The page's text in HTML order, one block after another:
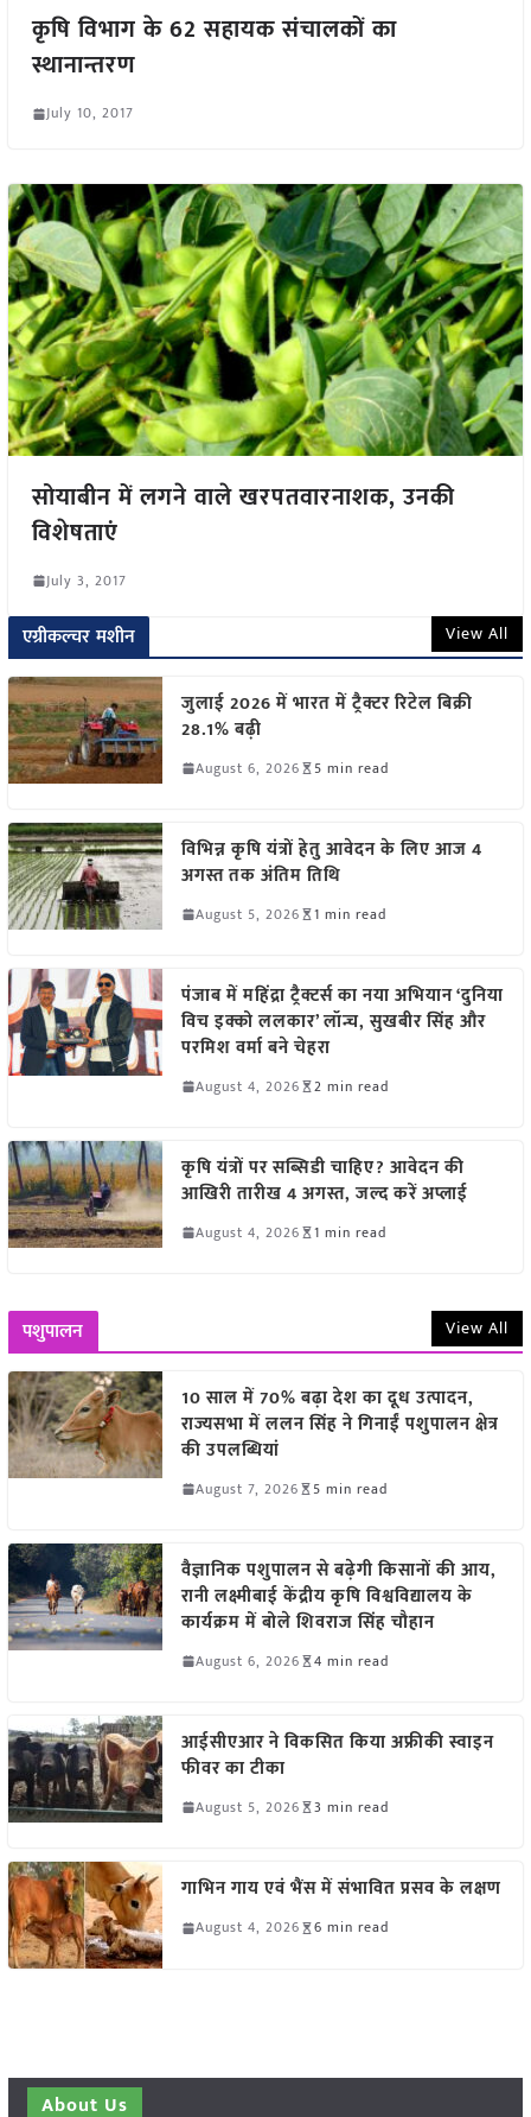
कृषि विभाग के 62 सहायक संचालकों का
स्थानान्तरण
July 10, 2017
सोयाबीन में लगने वाले खरपतवारनाशक, उनकी
विशेषताएं
July 3, 2017
एग्रीकल्चर मशीन View All
जुलाई 2026 में भारत में ट्रैक्टर रिटेल बिक्री
28.1% बढ़ी
August 6, 2026 5 min read
विभिन्न कृषि यंत्रों हेतु आवेदन के लिए आज 4
अगस्त तक अंतिम तिथि
August 5, 2026 1 min read
पंजाब में महिंद्रा ट्रैक्टर्स का नया अभियान ‘दुनिया
विच इक्को ललकार’ लॉन्च, सुखबीर सिंह और
परमिश वर्मा बने चेहरा
August 4, 2026 2 min read
कृषि यंत्रों पर सब्सिडी चाहिए? आवेदन की
आखिरी तारीख 4 अगस्त, जल्द करें अप्लाई
August 4, 2026 1 min read
पशुपालन View All
10 साल में 70% बढ़ा देश का दूध उत्पादन,
राज्यसभा में ललन सिंह ने गिनाईं पशुपालन क्षेत्र
की उपलब्धियां
August 7, 2026 5 min read
वैज्ञानिक पशुपालन से बढ़ेगी किसानों की आय,
रानी लक्ष्मीबाई केंद्रीय कृषि विश्वविद्यालय के
कार्यक्रम में बोले शिवराज सिंह चौहान
August 6, 2026 4 min read
आईसीएआर ने विकसित किया अफ्रीकी स्वाइन
फीवर का टीका
August 5, 2026 3 min read
गाभिन गाय एवं भैंस में संभावित प्रसव के लक्षण
August 4, 2026 6 min read
About Us